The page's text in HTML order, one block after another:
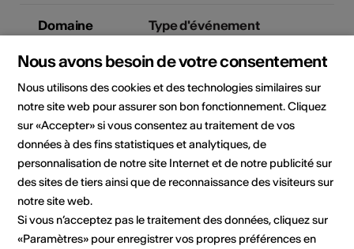
Domaine
Type d'événement
Lieu de l'événement
Nous avons besoin de votre consentement
Nous utilisons des cookies et des technologies similaires sur
notre site web pour assurer son bon fonctionnement. Cliquez
sur «Accepter» si vous consentez au traitement de vos
données à des fins statistiques et analytiques, de
personnalisation de notre site Internet et de notre publicité sur
des sites de tiers ainsi que de reconnaissance des visiteurs sur
notre site web.
Si vous n’acceptez pas le traitement des données, cliquez sur
«Paramètres» pour enregistrer vos propres préférences en